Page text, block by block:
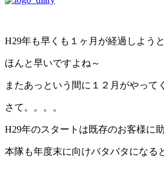
H29年も早くも１ヶ月が経過しよう
ほんと早いですよね～
またあっという間に１２月がやって
さて。。。。
H29年のスタートは既存のお客様に
本隊も年度末に向けバタバタになる